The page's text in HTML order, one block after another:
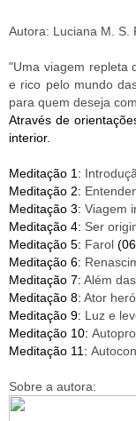
Autora: Luciana M. S.
"Uma viagem repleta
e rico pelo mundo
para quem deseja
Através de
interior.
Meditação 1:
Meditação 2:
Meditação 3: Viagem
Meditação 4: Ser
Meditação 5: Farol
Meditação 6:
Meditação 7: Além
Meditação 8: Ator
Meditação 9: Luz e
Meditação 10:
Meditação 11:
Sobre a autora: